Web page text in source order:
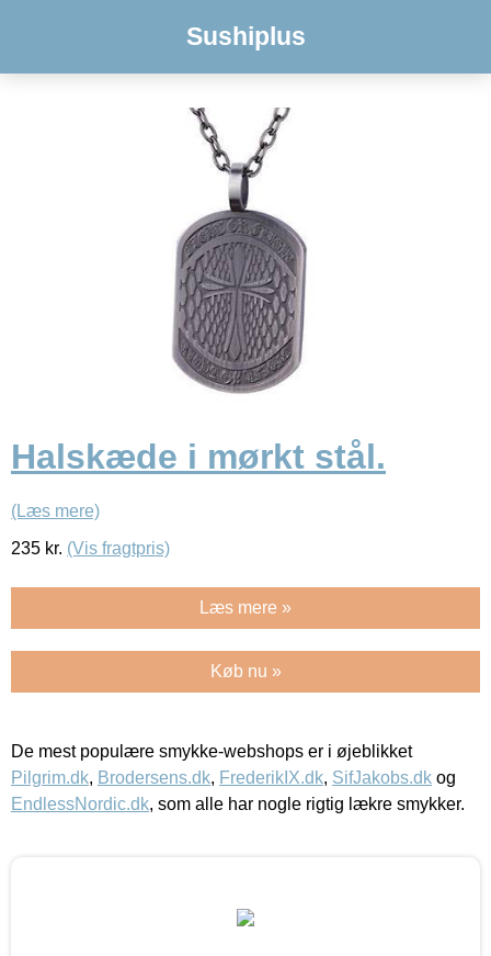
Sushiplus
Halskæde i mørkt stål.
(Læs mere)
235 kr. (Vis fragtpris)
Læs mere »
Køb nu »
De mest populære smykke-webshops er i øjeblikket
Pilgrim.dk, Brodersens.dk, FrederikIX.dk, SifJakobs.dk og
EndlessNordic.dk, som alle har nogle rigtig lækre smykker.